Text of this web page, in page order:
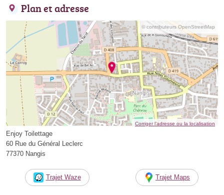
Plan et adresse
© contributeurs OpenStreetMap
Corriger l’adresse ou la localisation
Enjoy Toilettage
60 Rue du Général Leclerc
77370 Nangis
Trajet Waze Trajet Maps